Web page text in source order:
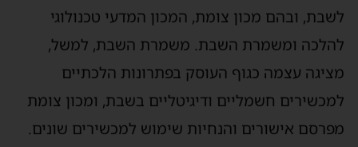
לשבת, ובהם מכון צומת, המכון המדעי טכנולוגי
להלכה ומשמרת השבת. משמרת השבת, למשל,
מציגה עצמה כגוף העוסק בפתרונות הלכתיים
למכשירים חשמליים ודיגיטליים בשבת, ומכון צומת
מפרסם אישורים והנחיות שימוש למכשירים שונים.